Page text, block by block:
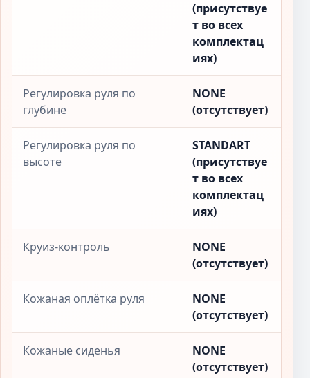
(присутствуе
т во всех
комплектац
иях)
Регулировка руля по
глубине
NONE
(отсутствует)
Регулировка руля по
высоте
STANDART
(присутствуе
т во всех
комплектац
иях)
Круиз-контроль
NONE
(отсутствует)
Кожаная оплётка руля
NONE
(отсутствует)
Кожаные сиденья
NONE
(отсутствует)